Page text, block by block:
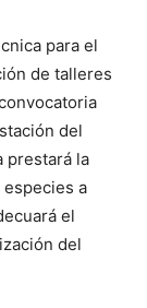
para el
de talleres
del
prestará la
a
el
del